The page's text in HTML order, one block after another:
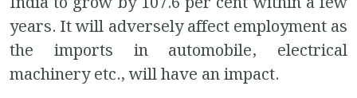
years. It will adversely affect employment as
the imports in automobile, electrical
machinery etc., will have an impact.